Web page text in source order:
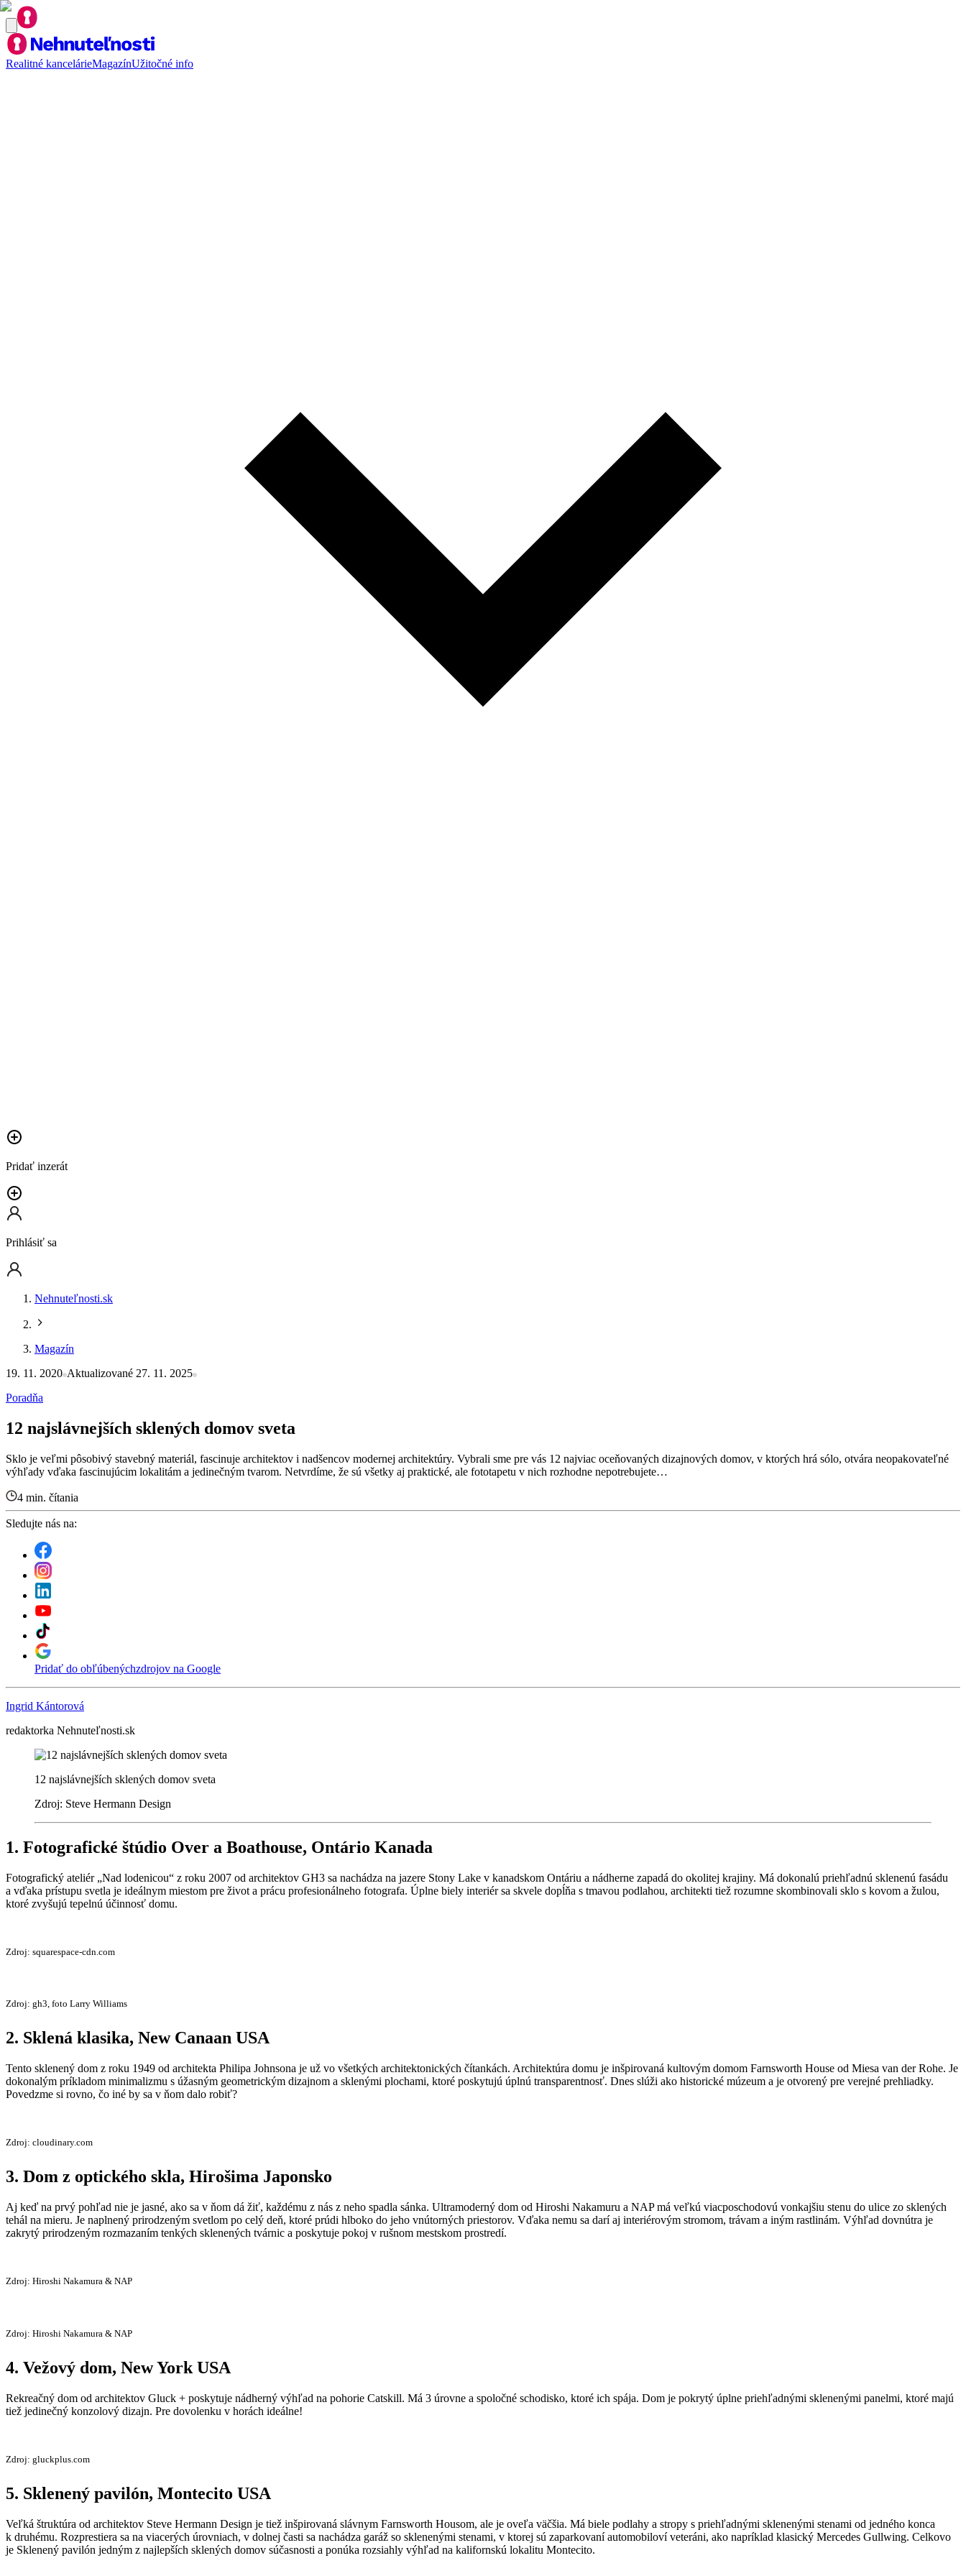
Realitné kancelárieMagazínUžitočné info
Pridať inzerát
Prihlásiť sa
Nehnuteľnosti.sk
Magazín
19. 11. 2020 Aktualizované 27. 11. 2025
Poradňa
12 najslávnejších sklených domov sveta
Sklo je veľmi pôsobivý stavebný materiál, fascinuje architektov i nadšencov modernej architektúry. Vybrali sme pre vás 12 najviac oceňovaných dizajnových domov, v ktorých hrá sólo, otvára neopakovateľné
výhľady vďaka fascinujúcim lokalitám a jedinečným tvarom. Netvrdíme, že sú všetky aj praktické, ale fototapetu v nich rozhodne nepotrebujete…
4 min. čítania
Sledujte nás na:
Pridať do obľúbenýchzdrojov na Google
Ingrid Kántorová
redaktorka Nehnuteľnosti.sk
12 najslávnejších sklených domov sveta
Zdroj: Steve Hermann Design
1. Fotografické štúdio Over a Boathouse, Ontário Kanada
Fotografický ateliér „Nad lodenicou“ z roku 2007 od architektov GH3 sa nachádza na jazere Stony Lake v kanadskom Ontáriu a nádherne zapadá do okolitej krajiny. Má dokonalú priehľadnú sklenenú fasádu
a vďaka prístupu svetla je ideálnym miestom pre život a prácu profesionálneho fotografa. Úplne biely interiér sa skvele dopĺňa s tmavou podlahou, architekti tiež rozumne skombinovali sklo s kovom a žulou,
ktoré zvyšujú tepelnú účinnosť domu.
Zdroj: squarespace-cdn.com
Zdroj: gh3, foto Larry Williams
2. Sklená klasika, New Canaan USA
Tento sklenený dom z roku 1949 od architekta Philipa Johnsona je už vo všetkých architektonických čítankách. Architektúra domu je inšpirovaná kultovým domom Farnsworth House od Miesa van der Rohe. Je
dokonalým príkladom minimalizmu s úžasným geometrickým dizajnom a sklenými plochami, ktoré poskytujú úplnú transparentnosť. Dnes slúži ako historické múzeum a je otvorený pre verejné prehliadky.
Povedzme si rovno, čo iné by sa v ňom dalo robiť?
Zdroj: cloudinary.com
3. Dom z optického skla, Hirošima Japonsko
Aj keď na prvý pohľad nie je jasné, ako sa v ňom dá žiť, každému z nás z neho spadla sánka. Ultramoderný dom od Hiroshi Nakamuru a NAP má veľkú viacposchodovú vonkajšiu stenu do ulice zo sklených
tehál na mieru. Je naplnený prirodzeným svetlom po celý deň, ktoré prúdi hlboko do jeho vnútorných priestorov. Vďaka nemu sa darí aj interiérovým stromom, trávam a iným rastlinám. Výhľad dovnútra je
zakrytý prirodzeným rozmazaním tenkých sklenených tvárnic a poskytuje pokoj v rušnom mestskom prostredí.
Zdroj: Hiroshi Nakamura & NAP
Zdroj: Hiroshi Nakamura & NAP
4. Vežový dom, New York USA
Rekreačný dom od architektov Gluck + poskytuje nádherný výhľad na pohorie Catskill. Má 3 úrovne a spoločné schodisko, ktoré ich spája. Dom je pokrytý úplne priehľadnými sklenenými panelmi, ktoré majú
tiež jedinečný konzolový dizajn. Pre dovolenku v horách ideálne!
Zdroj: gluckplus.com
5. Sklenený pavilón, Montecito USA
Veľká štruktúra od architektov Steve Hermann Design je tiež inšpirovaná slávnym Farnsworth Housom, ale je oveľa väčšia. Má biele podlahy a stropy s priehľadnými sklenenými stenami od jedného konca
k druhému. Rozprestiera sa na viacerých úrovniach, v dolnej časti sa nachádza garáž so sklenenými stenami, v ktorej sú zaparkovaní automobiloví veteráni, ako napríklad klasický Mercedes Gullwing. Celkovo
je Sklenený pavilón jedným z najlepších sklených domov súčasnosti a ponúka rozsiahly výhľad na kalifornskú lokalitu Montecito.